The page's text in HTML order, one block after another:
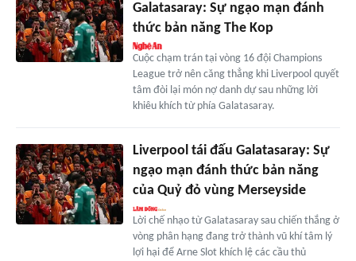
Galatasaray: Sự ngạo mạn đánh
thức bản năng The Kop
Cuộc chạm trán tại vòng 16 đội Champions
League trở nên căng thẳng khi Liverpool quyết
tâm đòi lại món nợ danh dự sau những lời
khiêu khích từ phía Galatasaray.
Liverpool tái đấu Galatasaray: Sự
ngạo mạn đánh thức bản năng
của Quỷ đỏ vùng Merseyside
Lời chế nhạo từ Galatasaray sau chiến thắng ở
vòng phân hạng đang trở thành vũ khí tâm lý
lợi hại để Arne Slot khích lệ các cầu thủ